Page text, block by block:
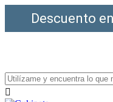
Descuento
